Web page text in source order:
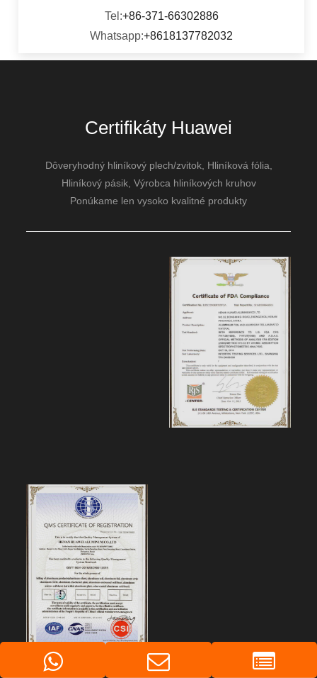
Tel:+86-371-66302886
Whatsapp:+8618137782032
Certifikáty Huawei
Dôveryhodný hliníkový plech/zvitok, Hliníková fólia,
Hliníkový pásik, Výrobca hliníkových kruhov
Ponúkame len vysoko kvalitné produkty